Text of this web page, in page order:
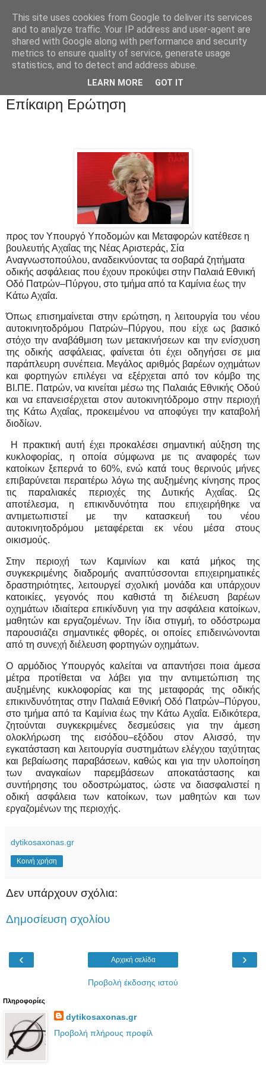
Επίκαιρη Ερώτηση
προς τον Υπουργό Υποδομών και Μεταφορών κατέθεσε η
βουλευτής Αχαΐας της Νέας Αριστεράς, Σία
Αναγνωστοπούλου, αναδεικνύοντας τα σοβαρά ζητήματα
οδικής ασφάλειας που έχουν προκύψει στην Παλαιά Εθνική
Οδό Πατρών–Πύργου, στο τμήμα από τα Καμίνια έως την
Κάτω Αχαΐα.
Όπως επισημαίνεται στην ερώτηση, η λειτουργία του νέου
αυτοκινητοδρόμου Πατρών–Πύργου, που είχε ως βασικό
στόχο την αναβάθμιση των μετακινήσεων και την ενίσχυση
της οδικής ασφάλειας, φαίνεται ότι έχει οδηγήσει σε μια
παράπλευρη συνέπεια. Μεγάλος αριθμός βαρέων οχημάτων
και φορτηγών επιλέγει να εξέρχεται από τον κόμβο της
ΒΙ.ΠΕ. Πατρών, να κινείται μέσω της Παλαιάς Εθνικής Οδού
και να επανεισέρχεται στον αυτοκινητόδρομο στην περιοχή
της Κάτω Αχαΐας, προκειμένου να αποφύγει την καταβολή
διοδίων.
Η πρακτική αυτή έχει προκαλέσει σημαντική αύξηση της
κυκλοφορίας, η οποία σύμφωνα με τις αναφορές των
κατοίκων ξεπερνά το 60%, ενώ κατά τους θερινούς μήνες
επιβαρύνεται περαιτέρω λόγω της αυξημένης κίνησης προς
τις παραλιακές περιοχές της Δυτικής Αχαΐας. Ως
αποτέλεσμα, η επικινδυνότητα που επιχειρήθηκε να
αντιμετωπιστεί με την κατασκευή του νέου
αυτοκινητοδρόμου μεταφέρεται εκ νέου μέσα στους
οικισμούς.
Στην περιοχή των Καμινίων και κατά μήκος της
συγκεκριμένης διαδρομής αναπτύσσονται επιχειρηματικές
δραστηριότητες, λειτουργεί σχολική μονάδα και υπάρχουν
κατοικίες, γεγονός που καθιστά τη διέλευση βαρέων
οχημάτων ιδιαίτερα επικίνδυνη για την ασφάλεια κατοίκων,
μαθητών και εργαζομένων. Την ίδια στιγμή, το οδόστρωμα
παρουσιάζει σημαντικές φθορές, οι οποίες επιδεινώνονται
από τη συνεχή διέλευση φορτηγών οχημάτων.
Ο αρμόδιος Υπουργός καλείται να απαντήσει ποια άμεσα
μέτρα προτίθεται να λάβει για την αντιμετώπιση της
αυξημένης κυκλοφορίας και της μεταφοράς της οδικής
επικινδυνότητας στην Παλαιά Εθνική Οδό Πατρών–Πύργου,
στο τμήμα από τα Καμίνια έως την Κάτω Αχαΐα. Ειδικότερα,
ζητούνται συγκεκριμένες δεσμεύσεις για την άμεση
ολοκλήρωση της εισόδου–εξόδου στον Αλισσό, την
εγκατάσταση και λειτουργία συστημάτων ελέγχου ταχύτητας
και βεβαίωσης παραβάσεων, καθώς και για την υλοποίηση
των αναγκαίων παρεμβάσεων αποκατάστασης και
συντήρησης του οδοστρώματος, ώστε να διασφαλιστεί η
οδική ασφάλεια των κατοίκων, των μαθητών και των
εργαζομένων της περιοχής.
dytikosaxonas.gr
Κοινή χρήση
Δεν υπάρχουν σχόλια:
Δημοσίευση σχολίου
‹ ›
Αρχική σελίδα
Προβολή έκδοσης ιστού
Πληροφορίες
dytikosaxonas.gr
Προβολή πλήρους προφίλ
This site uses cookies from Google to deliver its services
and to analyze traffic. Your IP address and user-agent are
shared with Google along with performance and security
metrics to ensure quality of service, generate usage
statistics, and to detect and address abuse.
LEARN MORE GOT IT